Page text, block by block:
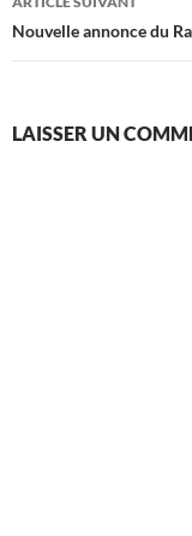
Nouvelle annonce du
LAISSER UN